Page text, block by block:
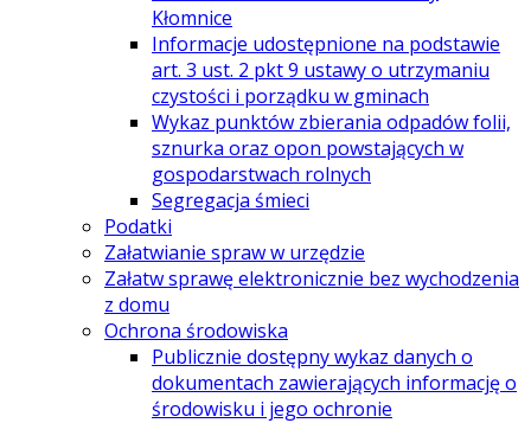
Kłomnice
Informacje udostępnione na podstawie
art. 3 ust. 2 pkt 9 ustawy o utrzymaniu
czystości i porządku w gminach
Wykaz punktów zbierania odpadów folii,
sznurka oraz opon powstających w
gospodarstwach rolnych
Segregacja śmieci
Podatki
Załatwianie spraw w urzędzie
Załatw sprawę elektronicznie bez wychodzenia
z domu
Ochrona środowiska
Publicznie dostępny wykaz danych o
dokumentach zawierających informację o
środowisku i jego ochronie